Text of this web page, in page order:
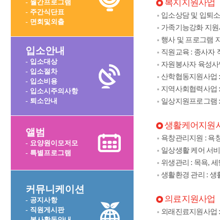
- 월간프로그램
- 주간식단표
- 면회및외출
입소안내
- 입소대상
- 입소절차
- 입소비용
- 입소시주의사항
- 퇴소안내
앨범
- 요양원이모저모
- 특별프로그램
커뮤니케이션
- 공지사항
- 직원게시판
복지지원사업
입소상담 및 입퇴
가족기능강화 지
행사 및 프로그램
직원교육 : 종사자
자원봉사자 육성
산학협동지원사업
지역사회협력사업
일상지원프로그램
생활케어지원
욕창관리지원 : 욕
일상생활 케어 서
위생관리 : 목욕,
생활환경 관리 : 생
의료지원사업
외래진료지원사업